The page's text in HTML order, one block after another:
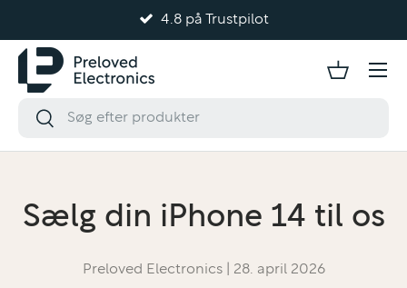
4.8 på Trustpilot
Sælg din iPhone 14 til os
Preloved Electronics | 28. april 2026